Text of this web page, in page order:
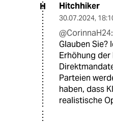
H Hitchhiker
30.07.2024,
@CorinnaH24:
Glauben Sie?
Erhöhung
Parteien
haben, dass
realistische